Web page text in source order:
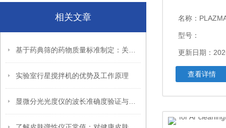
相关文章
实验室行星搅拌机的优势及工作原理
名称：
型号：
更新日期：
查看详情